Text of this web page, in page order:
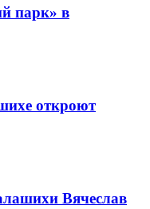
парк» в
откроют
Вячеслав